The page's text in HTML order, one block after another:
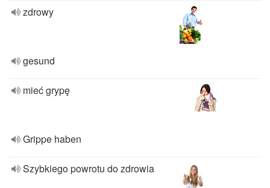
zdrowy
gesund
mieć grypę
Grippe haben
Szybkiego powrotu do zdrowia